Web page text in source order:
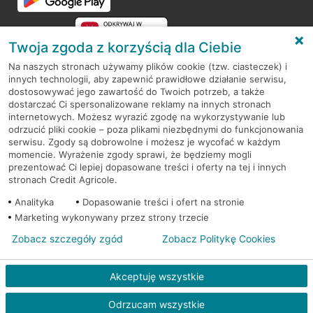
RODO
Regulamin serwisu
Mapa serwisu
PolitykaCookies
© 2026 Credit Agricole Bank Polska S.A. Wszelkie prawa zastrzeżone
Twoja zgoda z korzyścią dla Ciebie
Na naszych stronach używamy plików cookie (tzw. ciasteczek) i
innych technologii, aby zapewnić prawidłowe działanie serwisu,
dostosowywać jego zawartość do Twoich potrzeb, a także
dostarczać Ci spersonalizowane reklamy na innych stronach
internetowych. Możesz wyrazić zgodę na wykorzystywanie lub
odrzucić pliki cookie – poza plikami niezbędnymi do funkcjonowania
serwisu. Zgody są dobrowolne i możesz je wycofać w każdym
momencie. Wyrażenie zgody sprawi, że będziemy mogli
prezentować Ci lepiej dopasowane treści i oferty na tej i innych
stronach Credit Agricole.
Analityka
Dopasowanie treści i ofert na stronie
Marketing wykonywany przez strony trzecie
Akceptuję wszystkie
Odrzucam wszystkie
Zobacz szczegóły zgód Zobacz Politykę Cookies